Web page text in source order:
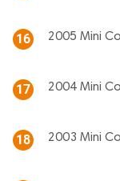
16 2005 Mini
17 2004 Mini
18 2003 Mini